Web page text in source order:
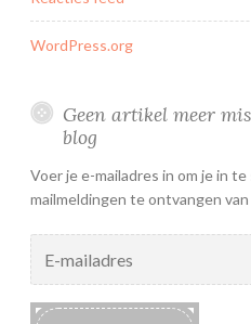
WordPress.org
Geen artikel meer
blog
Voer je e-mailadres in om je in
mailmeldingen te ontvangen
mailadres